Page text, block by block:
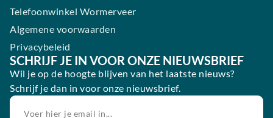
Telefoonwinkel Wormerveer
Algemene voorwaarden
Privacybeleid
SCHRIJF JE IN VOOR ONZE NIEUWSBRIEF
Wil je op de hoogte blijven van het laatste nieuws?
Schrijf je dan in voor onze nieuwsbrief.